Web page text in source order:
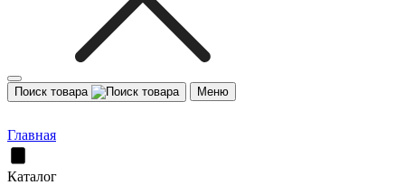
Поиск товара Меню
Главная
Каталог